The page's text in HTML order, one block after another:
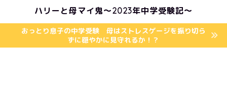
ハリーと母マイ鬼〜2023年中学受験記〜
おっとり息子の中学受験 母はストレスゲージを振り切ら
ずに穏やかに見守れるか！？